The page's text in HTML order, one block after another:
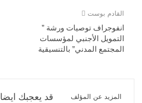
القادم بوست
انفوجراف توصيات ورشة ”
التمويل الأجنبي لمؤسسات
المجتمع المدني” بالتنسيقية
قد يعجبك ايضا المزيد عن المؤلف